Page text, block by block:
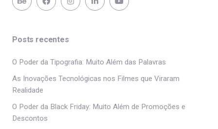
Posts recentes
O Poder da Tipografia: Muito Além das Palavras
As Inovações Tecnológicas nos Filmes que Viraram
Realidade
O Poder da Black Friday: Muito Além de Promoções e
Descontos